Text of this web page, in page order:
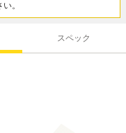
。
スペック